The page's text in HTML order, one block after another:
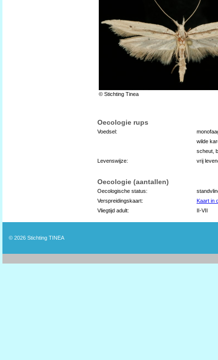
© Stichting Tinea
Oecologie rups
Voedsel:
wilde
scheut,
Levenswijze:
vrij
Oecologie (aantallen)
Oecologische status:
Verspreidingskaart:
Kaart in
Vliegtijd adult:
II-VII
© 2026 Stichting TINEA